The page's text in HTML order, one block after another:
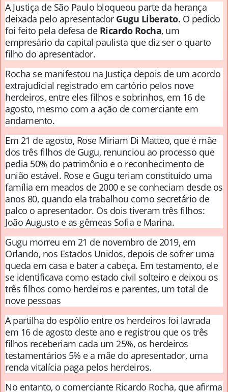
A Justiça de São Paulo bloqueou parte da herança
deixada pelo apresentador Gugu Liberato. O pedido
foi feito pela defesa de Ricardo Rocha, um
empresário da capital paulista que diz ser o quarto
filho do apresentador.
Rocha se manifestou na Justiça depois de um acordo
extrajudicial registrado em cartório pelos nove
herdeiros, entre eles filhos e sobrinhos, em 16 de
agosto, mesmo com a ação de comerciante em
andamento.
Em 21 de agosto, Rose Miriam Di Matteo, que é mãe
dos três filhos de Gugu, renunciou ao processo que
pedia 50% do patrimônio e o reconhecimento de
união estável. Rose e Gugu teriam constituído uma
família em meados de 2000 e se conheciam desde os
anos 80, quando ela trabalhou como secretário de
palco o apresentador. Os dois tiveram três filhos:
João Augusto e as gêmeas Sofia e Marina.
Gugu morreu em 21 de novembro de 2019, em
Orlando, nos Estados Unidos, depois de sofrer uma
queda em casa e bater a cabeça. Em testamento, ele
se identificava como estado civil solteiro e deixou os
três filhos como herdeiros e parentes, um total de
nove pessoas
A partilha do espólio entre os herdeiros foi lavrada
em 16 de agosto deste ano e registrou que os três
filhos receberiam cada um 25%, os herdeiros
testamentários 5% e a mãe do apresentador, uma
renda vitalícia paga pelos herdeiros.
No entanto, o comerciante Ricardo Rocha, que afirma